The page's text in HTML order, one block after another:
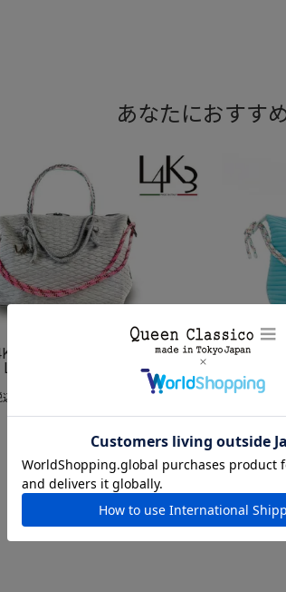
あなたにおすす
クイーンレーク イタリア
QL-08JP
)
[レーク
¥61,600(税込)
チェックした商